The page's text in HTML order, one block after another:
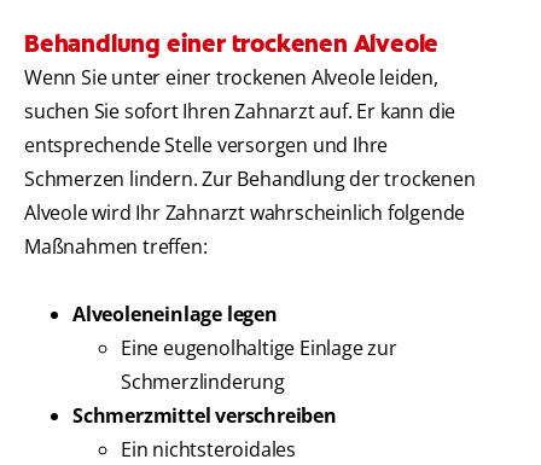
Behandlung einer trockenen Alveole
Wenn Sie unter einer trockenen Alveole leiden,
suchen Sie sofort Ihren Zahnarzt auf. Er kann die
entsprechende Stelle versorgen und Ihre
Schmerzen lindern. Zur Behandlung der trockenen
Alveole wird Ihr Zahnarzt wahrscheinlich folgende
Maßnahmen treffen:
Alveoleneinlage legen
Eine eugenolhaltige Einlage zur
Schmerzlinderung
Schmerzmittel verschreiben
Ein nichtsteroidales